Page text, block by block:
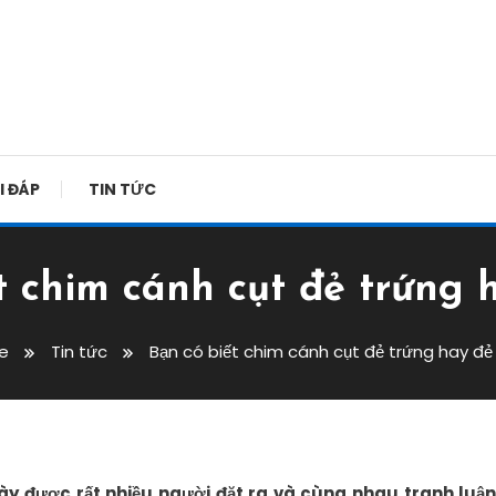
ĐÁP TIN TỨC
chim cánh cụt đẻ trứng
Tin tức Bạn có biết chim cánh cụt đẻ trứng hay đẻ